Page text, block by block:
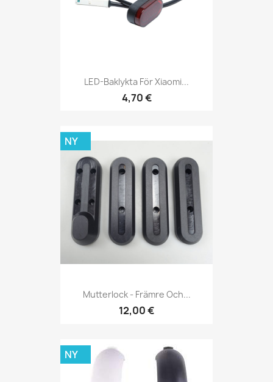
LED-Baklykta För Xiaomi...
4,70 €
Mutterlock - Främre Och...
12,00 €
NY
NY